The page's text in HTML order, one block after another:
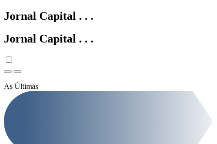
Jornal Capital . . .
Jornal Capital . . .
As Últimas